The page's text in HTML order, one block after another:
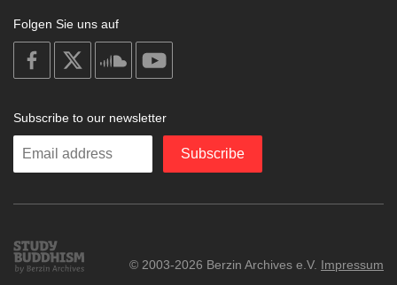
Folgen Sie uns auf
on
facebook
soundcloud
Subscribe to our newsletter
Enter
Subscribe
Study
Buddhism
© 2003-2026 Berzin Archives e.V. Impressum